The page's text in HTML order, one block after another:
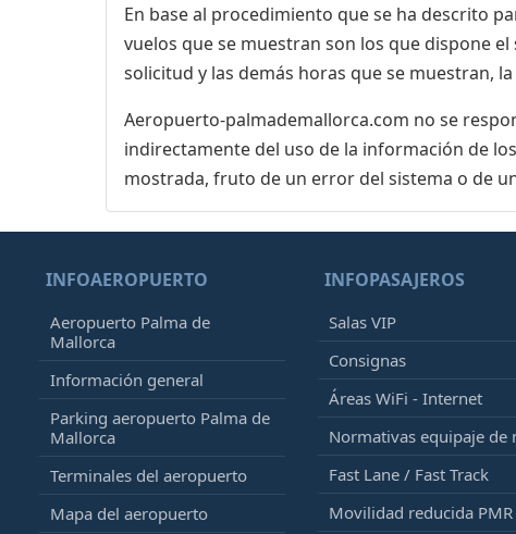
En base al procedimiento que se ha descrito
vuelos que se muestran son los que dispone
solicitud y las demás horas que se muestran,
Aeropuerto-palmademallorca.com no se
indirectamente del uso de la información de
mostrada, fruto de un error del sistema o de
INFOAEROPUERTO
Aeropuerto Palma de
Mallorca
Información general
Parking aeropuerto Palma de
Mallorca
Terminales del aeropuerto
Mapa del aeropuerto
INFOPASAJEROS
Salas VIP
Consignas
Áreas WiFi - Internet
Normativas equipaje de
Fast Lane / Fast Track
Movilidad reducida PMR